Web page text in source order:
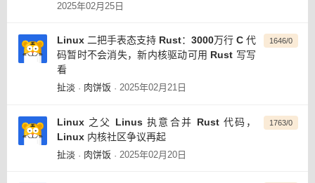
2025年02月25日
Linux 二把手表态支持 Rust：3000万行 C 代
码暂时不会消失，新内核驱动可用 Rust 写写
看
扯淡 · 肉饼饭 · 2025年02月21日
1646/0
Linux 之父 Linus 执意合并 Rust 代码，
Linux 内核社区争议再起
扯淡 · 肉饼饭 · 2025年02月20日
1763/0